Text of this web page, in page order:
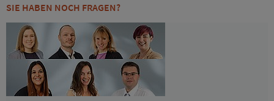
SIE HABEN NOCH FRAGEN?